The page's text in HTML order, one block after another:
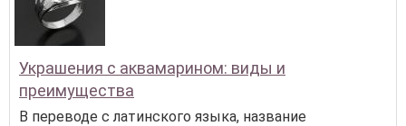
Украшения с аквамарином: виды и
преимущества
В переводе с латинского языка, название